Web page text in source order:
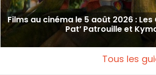
Films au cinéma le 5 août 2026 : Les
Pat’ Patrouille et
Tous les